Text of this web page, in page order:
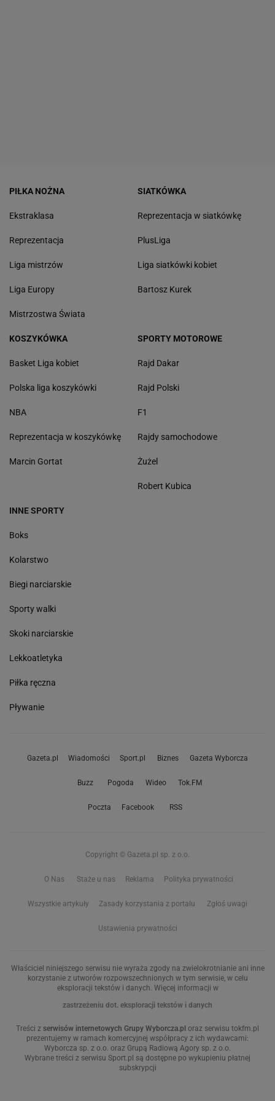
PIŁKA NOŻNA
Ekstraklasa
Reprezentacja
Liga mistrzów
Liga Europy
Mistrzostwa Świata
SIATKÓWKA
Reprezentacja w siatkówkę
PlusLiga
Liga siatkówki kobiet
Bartosz Kurek
KOSZYKÓWKA
Basket Liga kobiet
Polska liga koszykówki
NBA
Reprezentacja w koszykówkę
Marcin Gortat
SPORTY MOTOROWE
Rajd Dakar
Rajd Polski
F1
Rajdy samochodowe
Żużel
Robert Kubica
INNE SPORTY
Boks
Kolarstwo
Biegi narciarskie
Sporty walki
Skoki narciarskie
Lekkoatletyka
Piłka ręczna
Pływanie
Gazeta.pl Wiadomości Sport.pl Biznes Gazeta Wyborcza
Buzz Pogoda Wideo Tok.FM
Poczta Facebook RSS
Copyright © Gazeta.pl sp. z o.o.
O Nas Staże u nas Reklama Polityka prywatności
Wszystkie artykuły Zasady korzystania z portalu Zgłoś uwagi
Ustawienia prywatności
Właściciel niniejszego serwisu nie wyraża zgody na zwielokrotnianie ani inne
korzystanie z utworów rozpowszechnionych w tym serwisie, w celu
eksploracji tekstów i danych. Więcej informacji w
zastrzeżeniu dot. eksploracji tekstów i danych
Treści z serwisów internetowych Grupy Wyborcza.pl oraz serwisu tokfm.pl
prezentujemy w ramach komercyjnej współpracy z ich wydawcami:
Wyborcza sp. z o.o. oraz Grupą Radiową Agory sp. z o.o.
Wybrane treści z serwisu Sport.pl są dostępne po wykupieniu płatnej
subskrypcji